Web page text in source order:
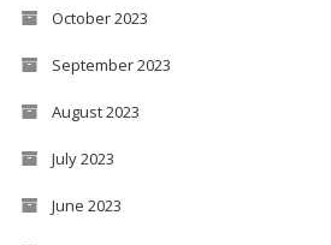
October 2023
September 2023
August 2023
July 2023
June 2023